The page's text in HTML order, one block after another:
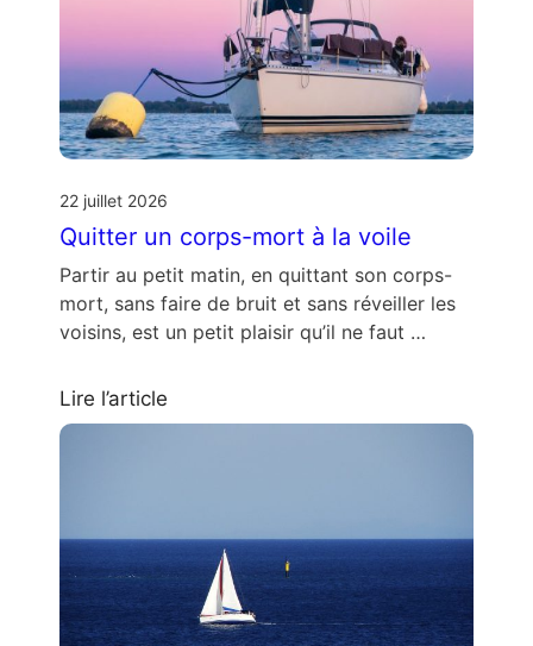
22 juillet 2026
Quitter un corps-mort à la voile
Partir au petit matin, en quittant son corps-
mort, sans faire de bruit et sans réveiller les
voisins, est un petit plaisir qu’il ne faut …
Lire l’article